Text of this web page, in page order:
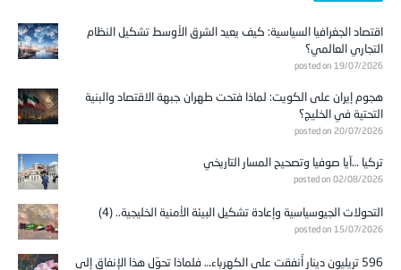
اقتصاد الجغرافيا السياسية: كيف يعيد الشرق الأوسط تشكيل النظام
التجاري العالمي؟
posted on 19/07/2026
هجوم إيران على الكويت: لماذا فتحت طهران جبهة الاقتصاد والبنية
التحتية في الخليج؟
posted on 20/07/2026
تركيا …آيا صوفيا وتصحيح المسار التاريخي
posted on 02/08/2026
التحولات الجيوسياسية وإعادة تشكيل البيئة الأمنية الخليجية.. (4)
posted on 15/07/2026
596 تريليون دينار أُنفقت على الكهرباء… فلماذا تحوّل هذا الإنفاق إلى